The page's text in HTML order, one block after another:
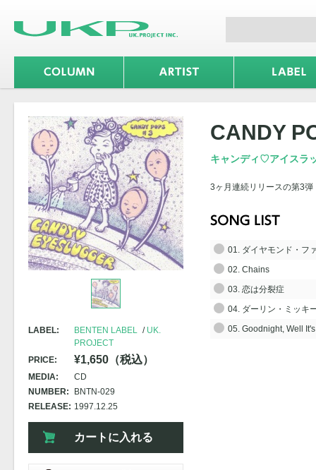
LABEL: BENTEN LABEL
UK.
PROJECT
PRICE:
¥1,650（税込）
MEDIA:
CD
NUMBER:
BNTN-029
RELEASE: 1997.12.25
カートに入れる
CANDY
キャンディ♡アイスラ
3ヶ月連続リリースの第3弾
01. ダイヤモンド・フ
02. Chains
03. 恋は分裂症
04. ダーリン・ミッキ
05. Goodnight, Well